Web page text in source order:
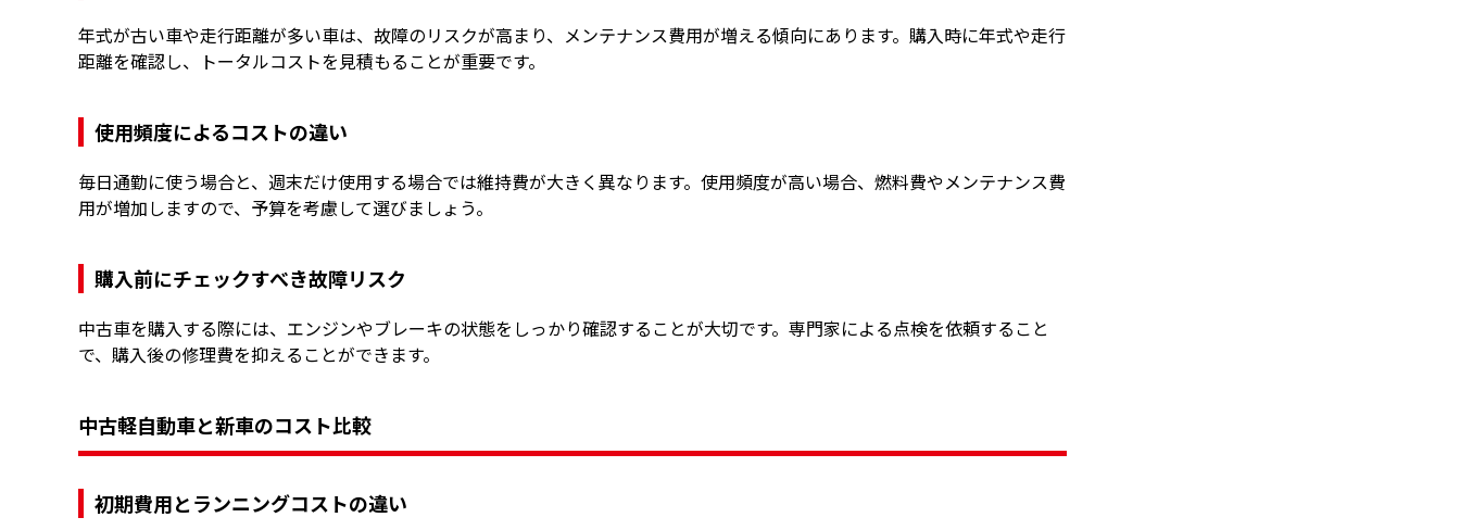
年式が古い車や走行距離が多い車は、故障のリスクが高まり、メンテナンス費用が増える傾向にあります。購入時に年式や走行
距離を確認し、トータルコストを見積もることが重要です。
使用頻度によるコストの違い
毎日通勤に使う場合と、週末だけ使用する場合では維持費が大きく異なります。使用頻度が高い場合、燃料費やメンテナンス費
用が増加しますので、予算を考慮して選びましょう。
購入前にチェックすべき故障リスク
中古車を購入する際には、エンジンやブレーキの状態をしっかり確認することが大切です。専門家による点検を依頼すること
で、購入後の修理費を抑えることができます。
中古軽自動車と新車のコスト比較
初期費用とランニングコストの違い